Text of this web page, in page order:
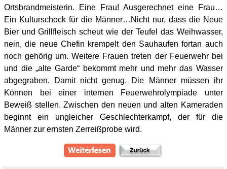
Ortsbrandmeisterin. Eine Frau! Ausgerechnet eine Frau…
Ein Kulturschock für die Männer…Nicht nur, dass die Neue
Bier und Grillfleisch scheut wie der Teufel das Weihwasser,
nein, die neue Chefin krempelt den Sauhaufen fortan auch
noch gehörig um. Weitere Frauen treten der Feuerwehr bei
und die „alte Garde“ bekommt mehr und mehr das Wasser
abgegraben. Damit nicht genug. Die Männer müssen ihr
Können bei einer internen Feuerwehrolympiade unter
Beweiß stellen. Zwischen den neuen und alten Kameraden
beginnt ein ungleicher Geschlechterkampf, der für die
Männer zur ernsten Zerreißprobe wird.